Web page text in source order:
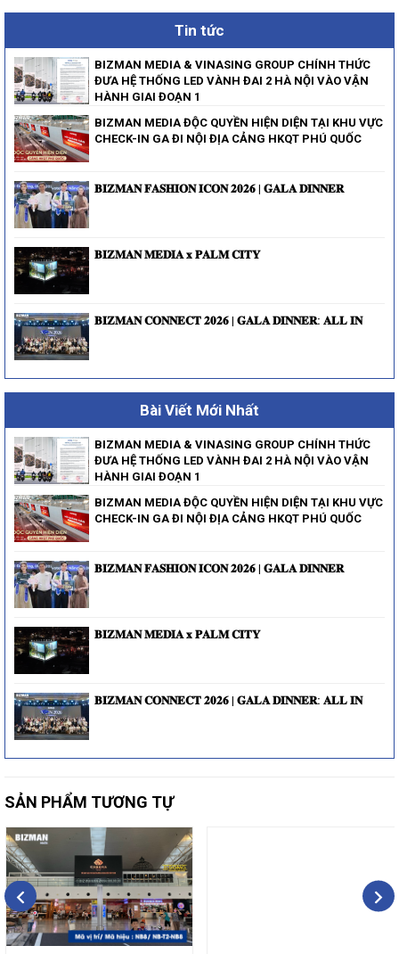
Tin tức
BIZMAN MEDIA & VINASING GROUP CHÍNH THỨC
ĐƯA HỆ THỐNG LED VÀNH ĐAI 2 HÀ NỘI VÀO VẬN
HÀNH GIAI ĐOẠN 1
BIZMAN MEDIA ĐỘC QUYỀN HIỆN DIỆN TẠI KHU VỰC
CHECK-IN GA ĐI NỘI ĐỊA CẢNG HKQT PHÚ QUỐC
𝐁𝐈𝐙𝐌𝐀𝐍 𝐅𝐀𝐒𝐇𝐈𝐎𝐍 𝐈𝐂𝐎𝐍 𝟐𝟎𝟐𝟔 | 𝐆𝐀𝐋𝐀 𝐃𝐈𝐍𝐍𝐄𝐑
𝐁𝐈𝐙𝐌𝐀𝐍 𝐌𝐄𝐃𝐈𝐀 𝐱 𝐏𝐀𝐋𝐌 𝐂𝐈𝐓𝐘
𝐁𝐈𝐙𝐌𝐀𝐍 𝐂𝐎𝐍𝐍𝐄𝐂𝐓 𝟐𝟎𝟐𝟔 | 𝐆𝐀𝐋𝐀 𝐃𝐈𝐍𝐍𝐄𝐑: 𝐀𝐋𝐋 𝐈𝐍
Bài Viết Mới Nhất
BIZMAN MEDIA & VINASING GROUP CHÍNH THỨC
ĐƯA HỆ THỐNG LED VÀNH ĐAI 2 HÀ NỘI VÀO VẬN
HÀNH GIAI ĐOẠN 1
BIZMAN MEDIA ĐỘC QUYỀN HIỆN DIỆN TẠI KHU VỰC
CHECK-IN GA ĐI NỘI ĐỊA CẢNG HKQT PHÚ QUỐC
𝐁𝐈𝐙𝐌𝐀𝐍 𝐅𝐀𝐒𝐇𝐈𝐎𝐍 𝐈𝐂𝐎𝐍 𝟐𝟎𝟐𝟔 | 𝐆𝐀𝐋𝐀 𝐃𝐈𝐍𝐍𝐄𝐑
𝐁𝐈𝐙𝐌𝐀𝐍 𝐌𝐄𝐃𝐈𝐀 𝐱 𝐏𝐀𝐋𝐌 𝐂𝐈𝐓𝐘
𝐁𝐈𝐙𝐌𝐀𝐍 𝐂𝐎𝐍𝐍𝐄𝐂𝐓 𝟐𝟎𝟐𝟔 | 𝐆𝐀𝐋𝐀 𝐃𝐈𝐍𝐍𝐄𝐑: 𝐀𝐋𝐋 𝐈𝐍
SẢN PHẨM TƯƠNG TỰ